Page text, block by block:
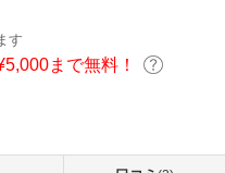
す
まで無料！